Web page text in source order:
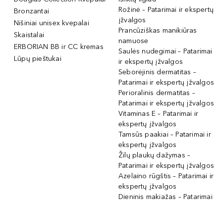
Bronzantai
Nišiniai unisex kvepalai
Skaistalai
ERBORIAN BB ir CC kremas
Lūpų pieštukai
Rožinė – Patarimai ir ekspertų
įžvalgos
Prancūziškas manikiūras
namuose
Saulės nudegimai – Patarimai
ir ekspertų įžvalgos
Seborėjinis dermatitas –
Patarimai ir ekspertų įžvalgos
Perioralinis dermatitas –
Patarimai ir ekspertų įžvalgos
Vitaminas E – Patarimai ir
ekspertų įžvalgos
Tamsūs paakiai – Patarimai ir
ekspertų įžvalgos
Žilų plaukų dažymas –
Patarimai ir ekspertų įžvalgos
Azelaino rūgštis – Patarimai ir
ekspertų įžvalgos
Dieninis makiažas – Patarimai